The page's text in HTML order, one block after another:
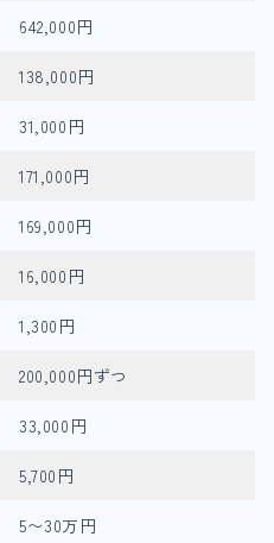
642,000円
138,000円
31,000円
171,000円
169,000円
16,000円
1,300円
200,000円ずつ
33,000円
5,700円
5〜30万円